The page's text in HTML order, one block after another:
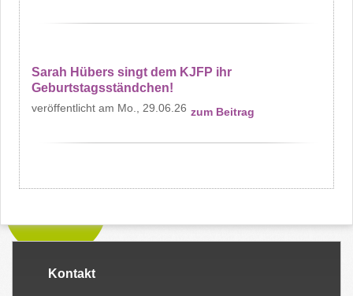
Sarah Hübers singt dem KJFP ihr
Geburtstagsständchen!
Mo., 29.06.26 zum Beitrag
Kontakt